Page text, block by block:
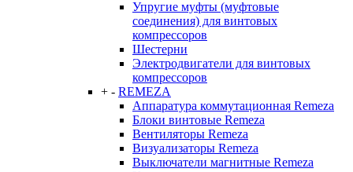
Упругие муфты (муфтовые
соединения) для винтовых
компрессоров
Шестерни
Электродвигатели для винтовых
компрессоров
+ - REMEZA
Аппаратура коммутационная Remeza
Блоки винтовые Remeza
Вентиляторы Remeza
Визуализаторы Remeza
Выключатели магнитные Remeza